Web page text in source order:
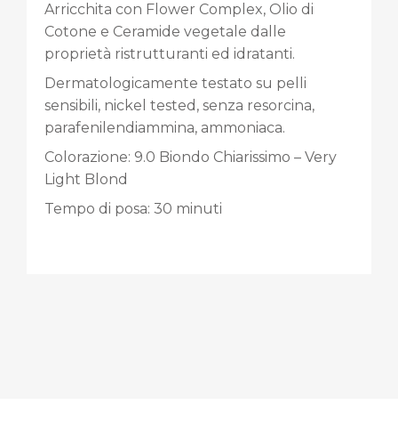
Arricchita con Flower Complex, Olio di
Cotone e Ceramide vegetale dalle
proprietà ristrutturanti ed idratanti.
Dermatologicamente testato su pelli
sensibili, nickel tested, senza resorcina,
parafenilendiammina, ammoniaca.
Colorazione: 9.0 Biondo Chiarissimo – Very
Light Blond
Tempo di posa: 30 minuti